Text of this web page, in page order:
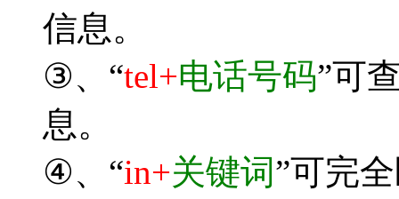
信息。
③、“tel+电话号码”可
息。
④、“in+关键词”可完